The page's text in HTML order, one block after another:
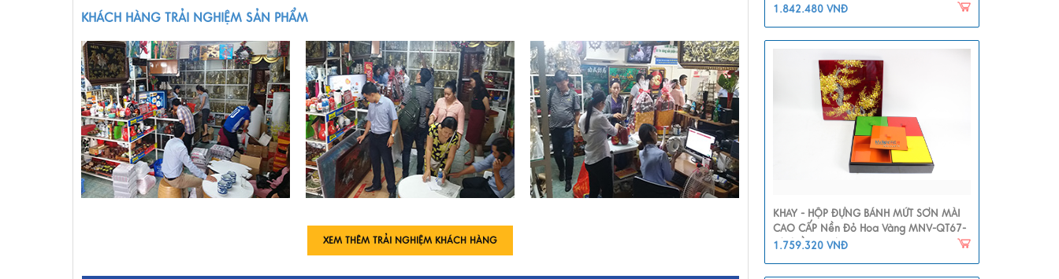
KHÁCH HÀNG TRẢI NGHIỆM SẢN PHẨM
XEM THÊM TRẢI NGHIỆM KHÁCH HÀNG
MNV-QT112
1.842.480 VNĐ
KHAY - HỘP ĐỰNG BÁNH MỨT SƠN MÀI
CAO CẤP Nền Đỏ Hoa Vàng MNV-QT67-
2(nhiều Màu)
1.759.320 VNĐ